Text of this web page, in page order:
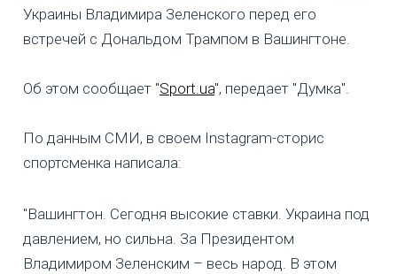
Украины Владимира Зеленского перед его
встречей с Дональдом Трампом в Вашингтоне.
Об этом сообщает "Sport.ua", передает "Думка".
По данным СМИ, в своем Instagram-сторис
спортсменка написала:
"Вашингтон. Сегодня высокие ставки. Украина под
давлением, но сильна. За Президентом
Владимиром Зеленским – весь народ. В этом